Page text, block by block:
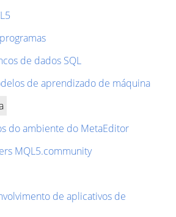
de dados SQL
de aprendizado de máquina
do ambiente do MetaEditor
MQL5.community
de aplicativos de